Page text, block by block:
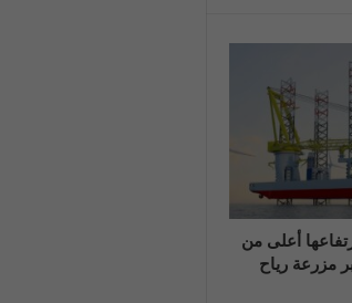
أعلى من
مزرعة رياح